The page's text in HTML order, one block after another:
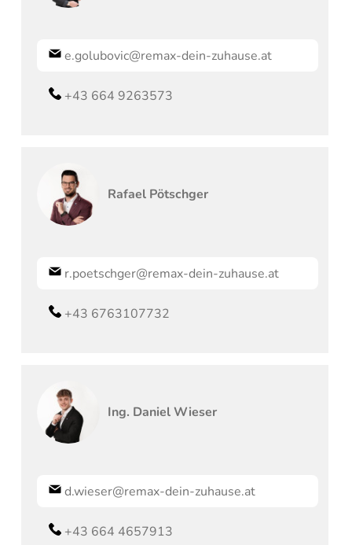
e.golubovic@remax-dein-zuhause.at
+43 664 9263573
Rafael Pötschger
r.poetschger@remax-dein-zuhause.at
+43 6763107732
Ing. Daniel Wieser
d.wieser@remax-dein-zuhause.at
+43 664 4657913